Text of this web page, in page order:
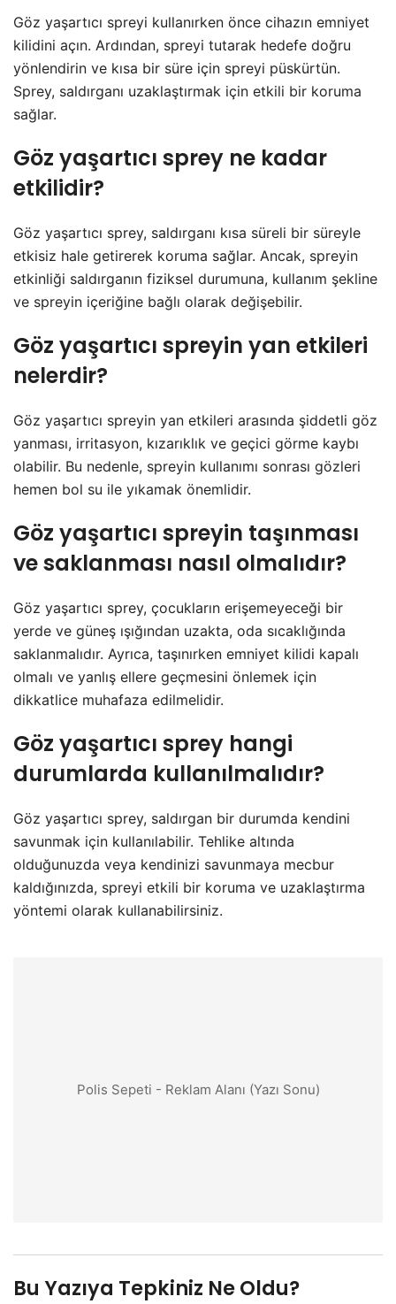
Göz yaşartıcı spreyi kullanırken önce cihazın emniyet
kilidini açın. Ardından, spreyi tutarak hedefe doğru
yönlendirin ve kısa bir süre için spreyi püskürtün.
Sprey, saldırganı uzaklaştırmak için etkili bir koruma
sağlar.
Göz yaşartıcı sprey ne kadar
etkilidir?
Göz yaşartıcı sprey, saldırganı kısa süreli bir süreyle
etkisiz hale getirerek koruma sağlar. Ancak, spreyin
etkinliği saldırganın fiziksel durumuna, kullanım şekline
ve spreyin içeriğine bağlı olarak değişebilir.
Göz yaşartıcı spreyin yan etkileri
nelerdir?
Göz yaşartıcı spreyin yan etkileri arasında şiddetli göz
yanması, irritasyon, kızarıklık ve geçici görme kaybı
olabilir. Bu nedenle, spreyin kullanımı sonrası gözleri
hemen bol su ile yıkamak önemlidir.
Göz yaşartıcı spreyin taşınması
ve saklanması nasıl olmalıdır?
Göz yaşartıcı sprey, çocukların erişemeyeceği bir
yerde ve güneş ışığından uzakta, oda sıcaklığında
saklanmalıdır. Ayrıca, taşınırken emniyet kilidi kapalı
olmalı ve yanlış ellere geçmesini önlemek için
dikkatlice muhafaza edilmelidir.
Göz yaşartıcı sprey hangi
durumlarda kullanılmalıdır?
Göz yaşartıcı sprey, saldırgan bir durumda kendini
savunmak için kullanılabilir. Tehlike altında
olduğunuzda veya kendinizi savunmaya mecbur
kaldığınızda, spreyi etkili bir koruma ve uzaklaştırma
yöntemi olarak kullanabilirsiniz.
Polis Sepeti - Reklam Alanı (Yazı Sonu)
Bu Yazıya Tepkiniz Ne Oldu?